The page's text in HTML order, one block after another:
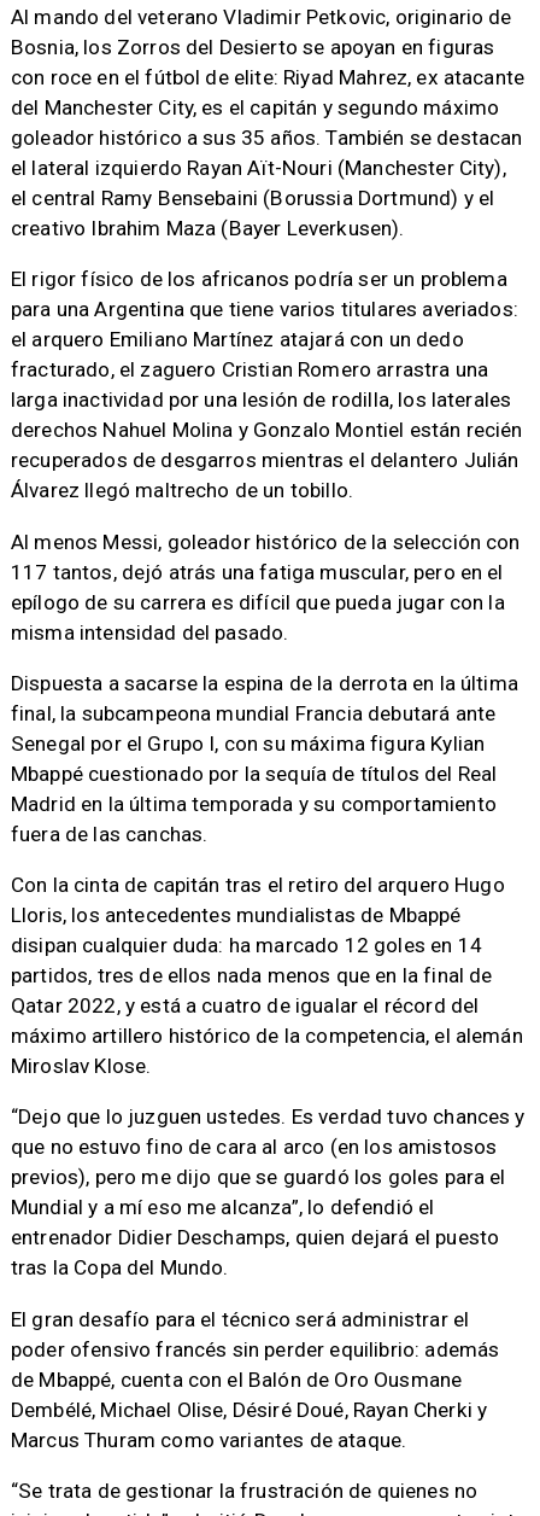
Al mando del veterano Vladimir Petkovic, originario de
Bosnia, los Zorros del Desierto se apoyan en figuras
con roce en el fútbol de elite: Riyad Mahrez, ex atacante
del Manchester City, es el capitán y segundo máximo
goleador histórico a sus 35 años. También se destacan
el lateral izquierdo Rayan Aït-Nouri (Manchester City),
el central Ramy Bensebaini (Borussia Dortmund) y el
creativo Ibrahim Maza (Bayer Leverkusen).
El rigor físico de los africanos podría ser un problema
para una Argentina que tiene varios titulares averiados:
el arquero Emiliano Martínez atajará con un dedo
fracturado, el zaguero Cristian Romero arrastra una
larga inactividad por una lesión de rodilla, los laterales
derechos Nahuel Molina y Gonzalo Montiel están recién
recuperados de desgarros mientras el delantero Julián
Álvarez llegó maltrecho de un tobillo.
Al menos Messi, goleador histórico de la selección con
117 tantos, dejó atrás una fatiga muscular, pero en el
epílogo de su carrera es difícil que pueda jugar con la
misma intensidad del pasado.
Dispuesta a sacarse la espina de la derrota en la última
final, la subcampeona mundial Francia debutará ante
Senegal por el Grupo I, con su máxima figura Kylian
Mbappé cuestionado por la sequía de títulos del Real
Madrid en la última temporada y su comportamiento
fuera de las canchas.
Con la cinta de capitán tras el retiro del arquero Hugo
Lloris, los antecedentes mundialistas de Mbappé
disipan cualquier duda: ha marcado 12 goles en 14
partidos, tres de ellos nada menos que en la final de
Qatar 2022, y está a cuatro de igualar el récord del
máximo artillero histórico de la competencia, el alemán
Miroslav Klose.
“Dejo que lo juzguen ustedes. Es verdad tuvo chances y
que no estuvo fino de cara al arco (en los amistosos
previos), pero me dijo que se guardó los goles para el
Mundial y a mí eso me alcanza”, lo defendió el
entrenador Didier Deschamps, quien dejará el puesto
tras la Copa del Mundo.
El gran desafío para el técnico será administrar el
poder ofensivo francés sin perder equilibrio: además
de Mbappé, cuenta con el Balón de Oro Ousmane
Dembélé, Michael Olise, Désiré Doué, Rayan Cherki y
Marcus Thuram como variantes de ataque.
“Se trata de gestionar la frustración de quienes no